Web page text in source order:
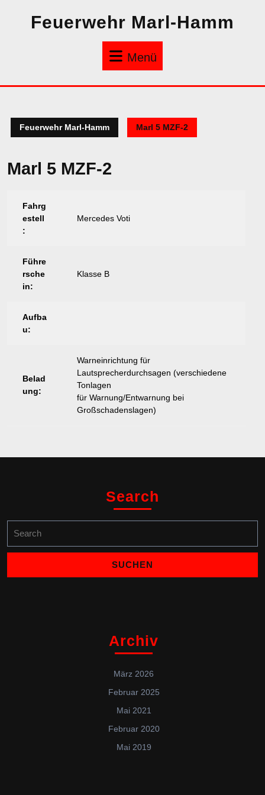
Feuerwehr Marl-Hamm
Menü
Feuerwehr Marl-Hamm Marl 5 MZF-2
Marl 5 MZF-2
Fahrg
estell
:
Mercedes Voti
Führe
rsche
in:
Klasse B
Aufba
u:
Belad
ung:
Warneinrichtung für
Lautsprecherdurchsagen (verschiedene
Tonlagen
für Warnung/Entwarnung bei
Großschadenslagen)
Search
for:
Archiv
März 2026
Februar 2025
Mai 2021
Februar 2020
Mai 2019